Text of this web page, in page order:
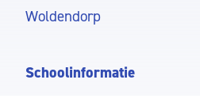
Woldendorp
Schoolinformatie